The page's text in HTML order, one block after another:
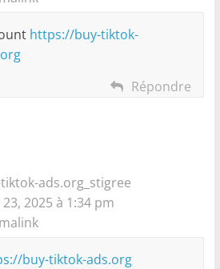
https://buy-tiktok-
Répondre
ads.org_stigree
2025 à 1:34 pm
buy-tiktok-ads.org